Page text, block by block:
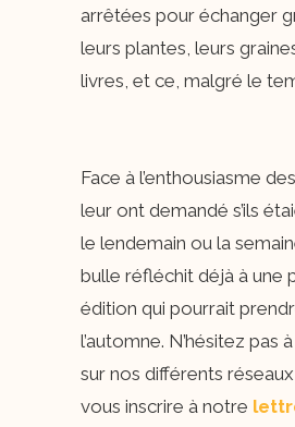
arrêtées pour échanger
leurs plantes, leurs
livres, et ce, malgré le
Face à l’enthousiasme
leur ont demandé s’ils
le lendemain ou la
bulle réfléchit déjà à une
édition qui pourrait
l’automne. N’hésitez pas
sur nos différents
vous inscrire à notre